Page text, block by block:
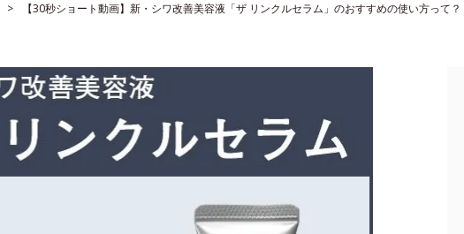
【30秒ショート動画】新・シワ改善美容液「ザ リンクルセラム」のおすすめの使い方って？